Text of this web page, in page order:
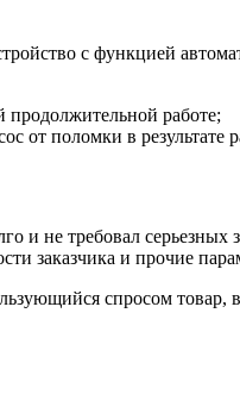
с функцией
продолжительной работе;
от поломки в результате
не требовал серьезных
заказчика и прочие
спросом товар,